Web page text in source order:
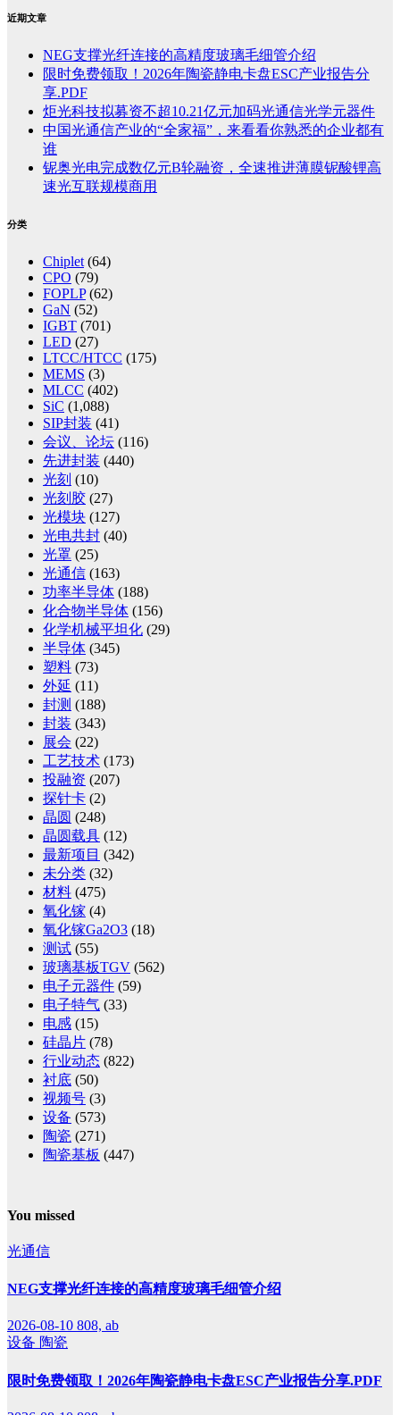
近期文章
NEG支撑光纤连接的高精度玻璃毛细管介绍
限时免费领取！2026年陶瓷静电卡盘ESC产业报告分
享.PDF
炬光科技拟募资不超10.21亿元加码光通信光学元器件
中国光通信产业的“全家福”，来看看你熟悉的企业都有
谁
铌奥光电完成数亿元B轮融资，全速推进薄膜铌酸锂高
速光互联规模商用
分类
Chiplet(64)
CPO (79)
FOPLP(62)
GaN (52)
IGBT (701)
LED (27)
LTCC/HTCC (175)
MEMS (3)
MLCC (402)
SiC (1,088)
SIP封装 (41)
会议、论坛 (116)
先进封装 (440)
光刻 (10)
光刻胶 (27)
光模块 (127)
光电共封 (40)
光罩 (25)
光通信 (163)
功率半导体 (188)
化合物半导体 (156)
化学机械平坦化 (29)
半导体 (345)
塑料 (73)
外延 (11)
封测 (188)
封装 (343)
展会 (22)
工艺技术 (173)
投融资 (207)
探针卡 (2)
晶圆 (248)
晶圆载具 (12)
最新项目 (342)
未分类 (32)
材料 (475)
氧化镓 (4)
氧化镓Ga2O3 (18)
测试 (55)
玻璃基板TGV (562)
电子元器件 (59)
电子特气 (33)
电感 (15)
硅晶片 (78)
行业动态 (822)
衬底 (50)
视频号 (3)
设备 (573)
陶瓷 (271)
陶瓷基板 (447)
You missed
光通信
NEG支撑光纤连接的高精度玻璃毛细管介绍
2026-08-10 808, ab
设备 陶瓷
限时免费领取！2026年陶瓷静电卡盘ESC产业报告分享.PDF